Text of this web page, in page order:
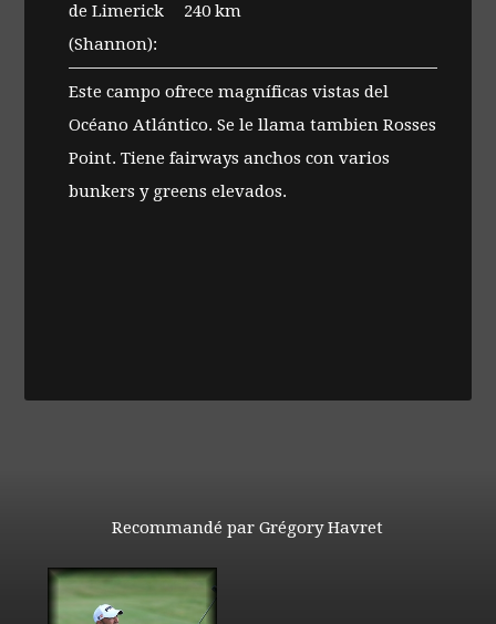
de Limerick
(Shannon):
240 km
Este campo ofrece magníficas vistas del
Océano Atlántico. Se le llama tambien Rosses
Point. Tiene fairways anchos con varios
bunkers y greens elevados.
Recommandé par Grégory Havret